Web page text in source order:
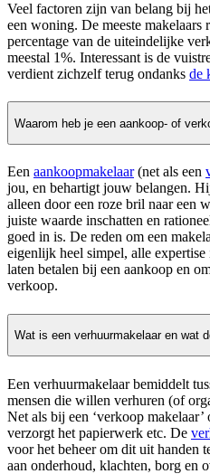
Veel factoren zijn van belang bij
een woning. De meeste makelaars
percentage van de uiteindelijke
meestal 1%. Interessant is de
verdient zichzelf terug ondanks de
Waarom heb je een aankoop- of
Een aankoopmakelaar(net als een
jou, en behartigt jouw belangen.
alleen door een roze bril naar een
juiste waarde inschatten en
goed in is. De reden om een
eigenlijk heel simpel, alle
laten betalen bij een aankoop en
verkoop.
Wat is een verhuurmakelaar en wat
Een verhuurmakelaar bemiddelt
mensen die willen verhuren (of
Net als bij een ‘verkoop
verzorgt het papierwerk etc. De
voor het beheer om dit uit handen
aan onderhoud, klachten, borg en